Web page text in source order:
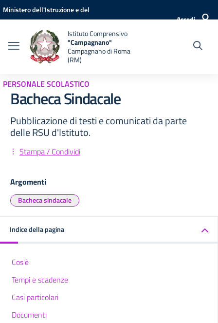
Vai ai contenuti
Vai al menu di navigazione
Vai al footer
Ministero dell'Istruzione e del
Accedi
Istituto Comprensivo
"Campagnano"
Campagnano di Roma
(RM)
PERSONALE SCOLASTICO
Bacheca Sindacale
Pubblicazione di testi e comunicati da parte
delle RSU d'Istituto.
Stampa / Condividi
Argomenti
Bacheca sindacale
Indice della pagina
Cos'è
Tempi e scadenze
Casi particolari
Documenti